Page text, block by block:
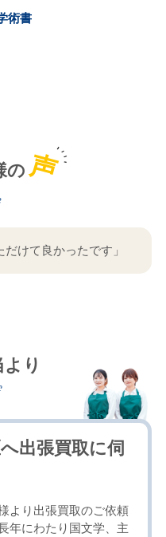
術書
の声
けて良かったです」
り
出張買取に伺
より出張買取のご依頼
年にわたり国文学、主